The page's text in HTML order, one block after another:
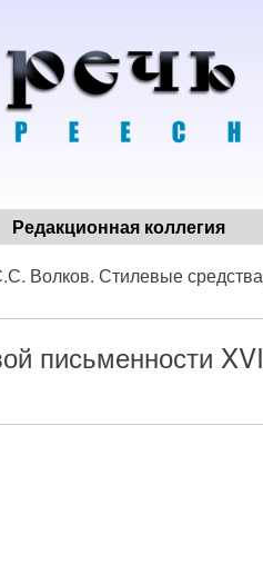
Редакционная коллегия
Волков. Стилевые
письменности